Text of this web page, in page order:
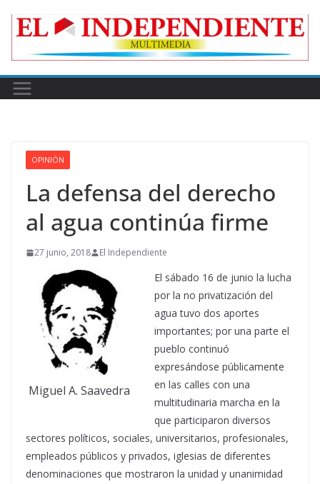
OPINIÓN
La defensa del derecho
al agua continúa firme
27 junio, 2018 El Independiente
Miguel A. Saavedra
El sábado 16 de junio la lucha
por la no privatización del
agua tuvo dos aportes
importantes; por una parte el
pueblo continuó
expresándose públicamente
en las calles con una
multitudinaria marcha en la
que participaron diversos
sectores políticos, sociales, universitarios, profesionales,
empleados públicos y privados, iglesias de diferentes
denominaciones que mostraron la unidad y unanimidad